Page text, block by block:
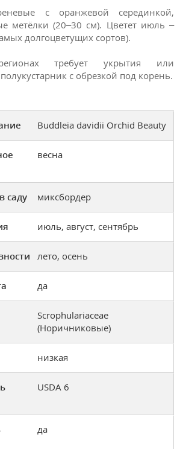
с оранжевой серединкой,
метёлки (20–30 см). Цветет июль –
долгоцветущих сортов).
требует укрытия или
с обрезкой под корень.
Buddleia davidii Orchid Beauty
весна
саду миксбордер
июль, август, сентябрь
лето, осень
да
Scrophulariaceae
(Норичниковые)
низкая
USDA 6
да